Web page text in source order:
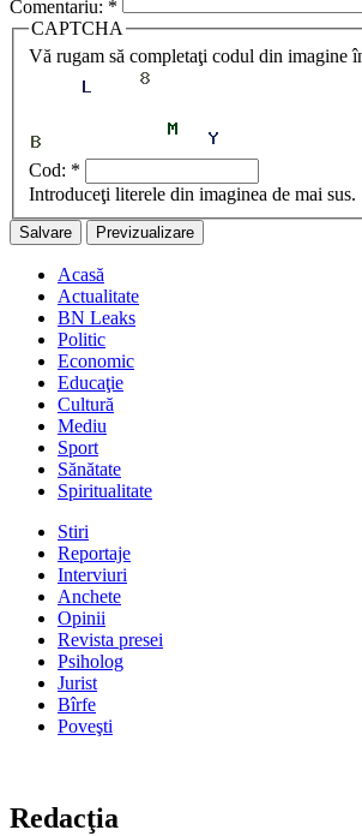
Comentariu: *
CAPTCHA
Vă rugam să completaţi codul din imagine
Cod: *
Introduceţi literele din imaginea de mai sus.
Acasă
Actualitate
BN Leaks
Politic
Economic
Educaţie
Cultură
Mediu
Sport
Sănătate
Spiritualitate
Stiri
Reportaje
Interviuri
Anchete
Opinii
Revista presei
Psiholog
Jurist
Bîrfe
Poveşti
Redacţia